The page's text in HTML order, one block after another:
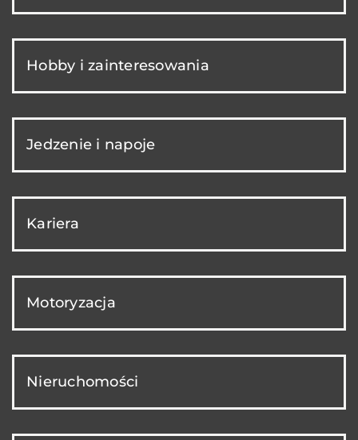
Hobby i zainteresowania
Jedzenie i napoje
Kariera
Motoryzacja
Nieruchomości